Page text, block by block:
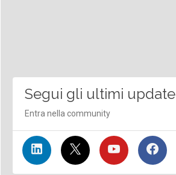
Segui gli ultimi update
Entra nella community